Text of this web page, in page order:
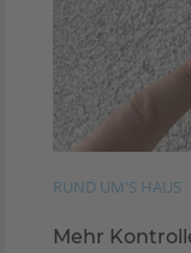
RUND UM'S HAUS
Mehr